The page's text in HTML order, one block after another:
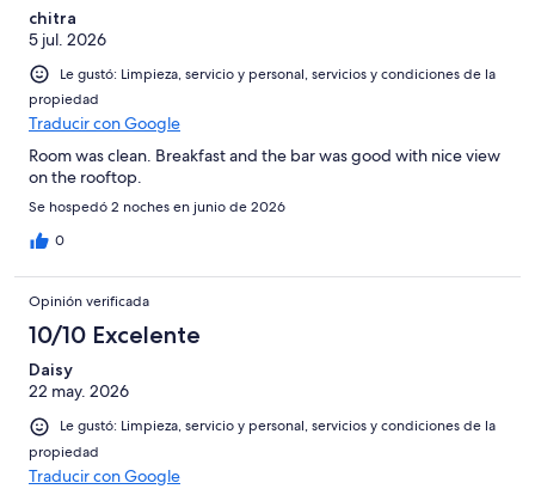
chitra
5 jul. 2026
Le gustó: Limpieza, servicio y personal, servicios y condiciones de la
propiedad
Traducir con Google
Room was clean. Breakfast and the bar was good with nice view
on the rooftop.
Se hospedó 2 noches en junio de 2026
0
Opinión verificada
10/10 Excelente
Daisy
22 may. 2026
Le gustó: Limpieza, servicio y personal, servicios y condiciones de la
propiedad
Traducir con Google